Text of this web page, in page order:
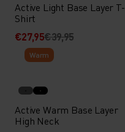
Active Light Base Layer T-
Shirt
€27,95€39,95
Warm
Active Warm Base Layer
High Neck